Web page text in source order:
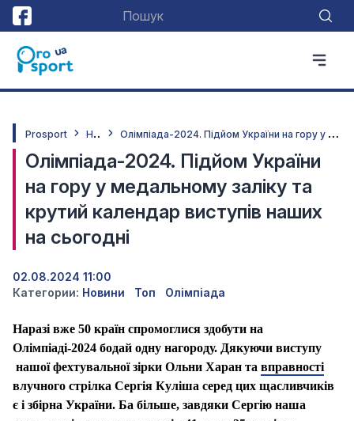
Prosport Н
овини О
лімпіада-2024. Підйом України на гору у медальному заліку та крутий календар виступів наших на сьогодні
Олімпіада-2024. Підйом України
на гору у медальному заліку та
крутий календар виступів наших
на сьогодні
02.08.2024 11:00
Категории: Новини Топ Олімпіада
Наразі вже 50 країн спромоглися здобути на
Олімпіаді-2024 бодай одну нагороду. Дякуючи виступу
нашої фехтувальної зірки Ольни Харан та вправності
влучного стрілка Сергія Куліша серед цих щасливчиків
є і збірна України. Ба більше, завдяки Сергію наша